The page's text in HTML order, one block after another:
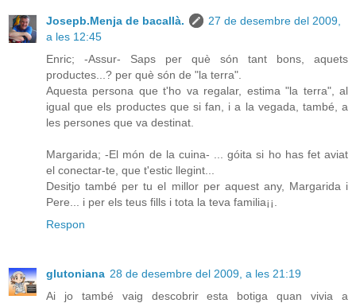
Josepb.Menja de bacallà.
27 de desembre del 2009,
a les 12:45
Enric; -Assur- Saps per què són tant bons, aquets
productes...? per què són de "la terra".
Aquesta persona que t'ho va regalar, estima "la terra", al
igual que els productes que si fan, i a la vegada, també, a
les persones que va destinat.
Margarida; -El món de la cuina- ... góita si ho has fet aviat
el conectar-te, que t'estic llegint...
Desitjo també per tu el millor per aquest any, Margarida i
Pere... i per els teus fills i tota la teva familia¡¡.
Respon
glutoniana 28 de desembre del 2009, a les 21:19
Ai jo també vaig descobrir esta botiga quan vivia a